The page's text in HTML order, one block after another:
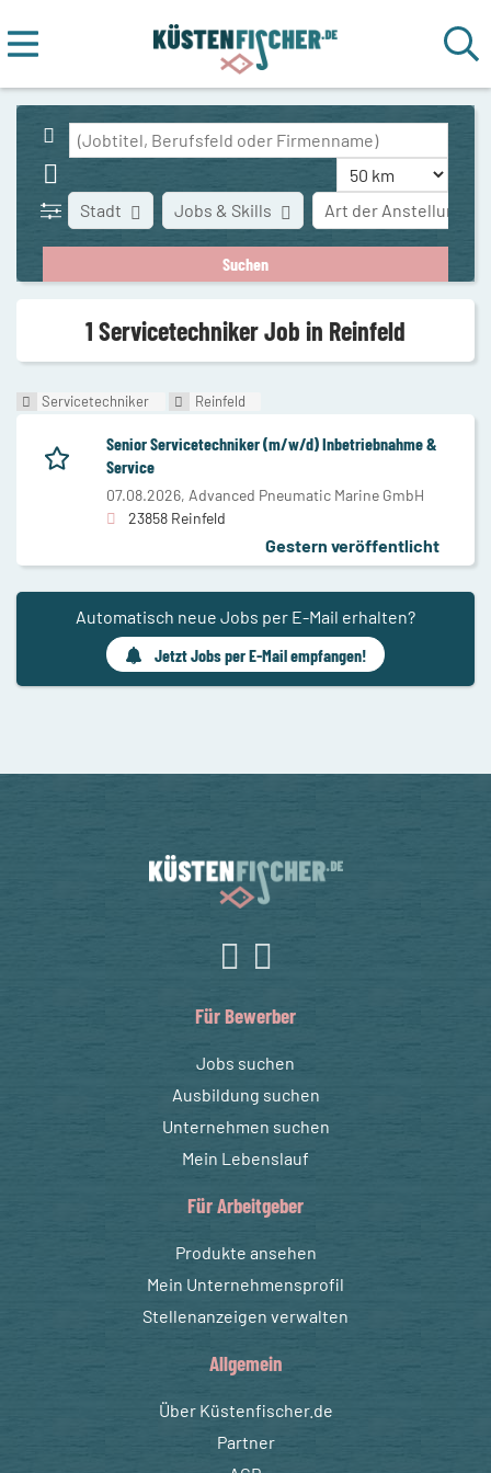
Stadt Art der Anstellung
Jobs & Skills
1 Servicetechniker Job in Reinfeld
Servicetechniker Reinfeld
Senior Servicetechniker (m/w/d) Inbetriebnahme &
Service
07.08.2026, Advanced Pneumatic Marine GmbH
23858 Reinfeld
Gestern veröffentlicht
Automatisch neue Jobs per E-Mail erhalten?
Jetzt Jobs per E-Mail empfangen!
Für Bewerber
Jobs suchen
Ausbildung suchen
Unternehmen suchen
Mein Lebenslauf
Für Arbeitgeber
Produkte ansehen
Mein Unternehmensprofil
Stellenanzeigen verwalten
Allgemein
Über Küstenfischer.de
Partner